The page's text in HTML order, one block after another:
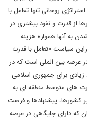
روحانی تنها تعامل با
از قدرت و نفوذ بیشتری در
به آنها همواره هزینه
سیاست «تعامل با قدرت
عرصه بین الملی است که در
زیادی برای جمهوری اسلامی
های متوسط منطقه ای به
کشورها، پیشنهادها و فرصت
که دارای جایگاهی در عرصه